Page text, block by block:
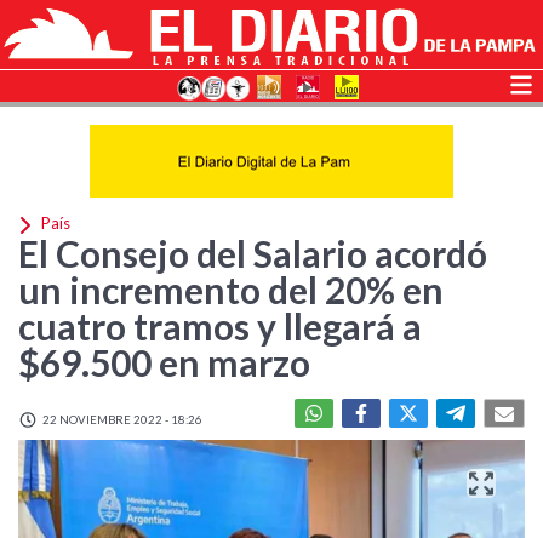
País
El Consejo del Salario acordó
un incremento del 20% en
cuatro tramos y llegará a
$69.500 en marzo
22 NOVIEMBRE 2022 - 18:26